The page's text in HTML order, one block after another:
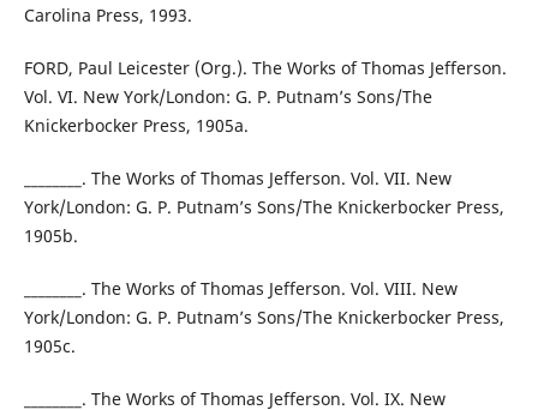
Carolina Press, 1993.
FORD, Paul Leicester (Org.). The Works of Thomas Jefferson.
Vol. VI. New York/London: G. P. Putnam’s Sons/The
Knickerbocker Press, 1905a.
________. The Works of Thomas Jefferson. Vol. VII. New
York/London: G. P. Putnam’s Sons/The Knickerbocker Press,
1905b.
________. The Works of Thomas Jefferson. Vol. VIII. New
York/London: G. P. Putnam’s Sons/The Knickerbocker Press,
1905c.
________. The Works of Thomas Jefferson. Vol. IX. New